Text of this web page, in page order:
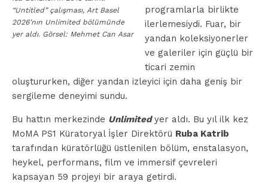
“Untitled” çalışması, Art Basel
2026’nın Unlimited bölümünde
yer aldı. Görsel: Mehmet Can Asar
programlarla birlikte
ilerlemesiydi. Fuar, bir
yandan koleksiyonerler
ve galeriler için güçlü bir
ticari zemin
oluştururken, diğer yandan izleyici için daha geniş bir
sergileme deneyimi sundu.
Bu hattın merkezinde Unlimitedyer aldı. Bu yıl ilk kez
MoMA PS1 Küratoryal İşler Direktörü Ruba Katrib
tarafından küratörlüğü üstlenilen bölüm, enstalasyon,
heykel, performans, film ve immersif çevreleri
kapsayan 59 projeyi bir araya getirdi.